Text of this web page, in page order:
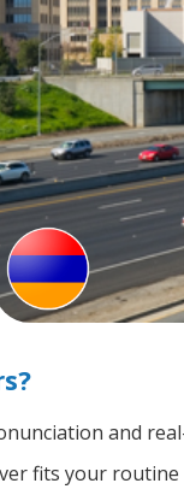
and
fits your routine